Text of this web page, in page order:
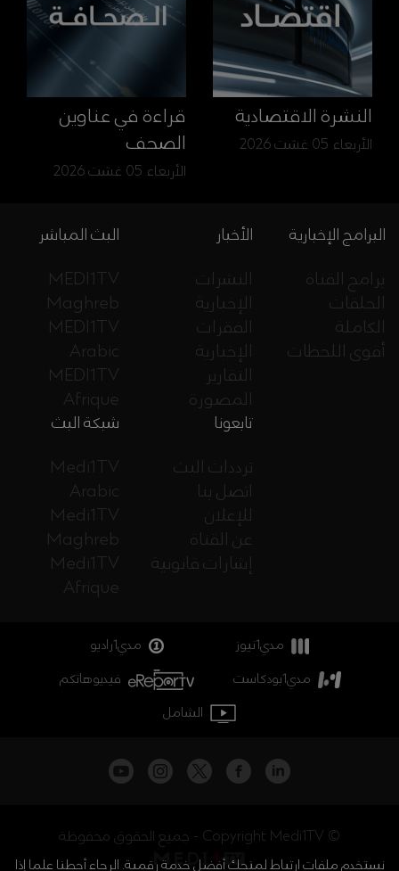
النشرة الاقتصادية
الأربعاء 05 غشت 2026
قراءة في عناوين
الصحف
الأربعاء 05 غشت 2026
البث المباشر
MEDI1TV
Maghreb
MEDI1TV
Arabic
MEDI1TV
Afrique
الأخبار
النشرات
الإخبارية
الفقرات
الإخبارية
التقارير
المصورة
البرامج الإخبارية
برامج القناة
الحلقات
الكاملة
أقوى اللحظات
شبكة البث
Medi1TV
Arabic
Medi1TV
Maghreb
Medi1TV
Afrique
تابعونا
ترددات البث
اتصل بنا
للإعلان
عن القناة
إشارات قانونية
مدي1نيوز
مدي1راديو
مدي1بودكاست
فيديوهاتكم
الشامل
جميع الحقوق محفوظة - Copyright Medi1TV ©
نستخدم ملفات ارتباط لمنحك أفضل خدمة رقمية. الرجاء أحطنا علما إذا